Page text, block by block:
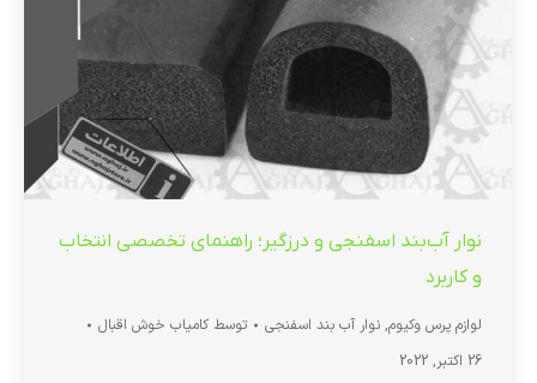
نوار آب‌بند اسفنجی و درزگیر؛ راهنمای تخصصی انتخاب
و کاربرد
لوازم پرس وکیوم, نوار آب بند اسفنجی توسط کامیاب خوش اقبال
26 اکتبر, 2022